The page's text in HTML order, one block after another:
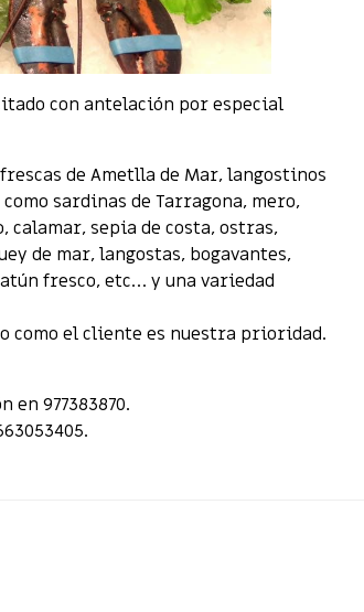
con antelación por especial
de Ametlla de Mar, langostinos
sardinas de Tarragona, mero,
calamar, sepia de costa, ostras,
de mar, langostas, bogavantes,
fresco, etc… y una variedad
como el cliente es nuestra prioridad.
en 977383870.